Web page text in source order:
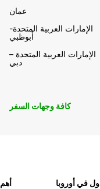
عمان
الإمارات العربية المتحدة-
أبوظبي
الإمارات العربية المتحدة –
دبي
كافة وجهات السفر
في أوروبا